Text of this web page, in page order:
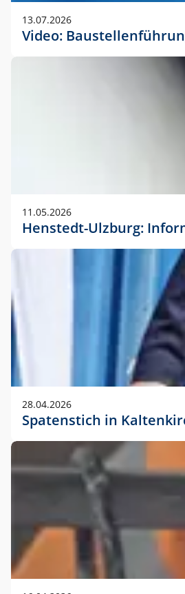
13.07.2026
Video:
11.05.2026
Henstedt-Ulzburg:
28.04.2026
Spatenstich in